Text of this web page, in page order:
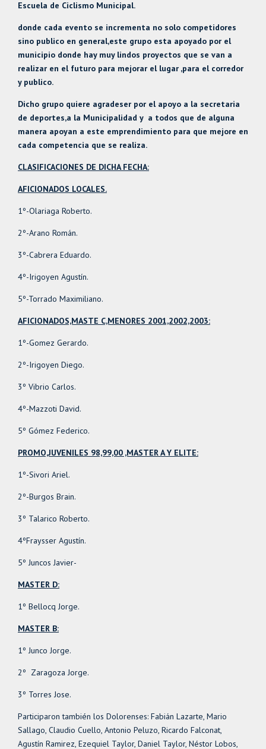
Escuela de Ciclismo Municipal.
donde cada evento se incrementa no solo competidores
sino publico en general,este grupo esta apoyado por el
municipio donde hay muy lindos proyectos que se van a
realizar en el futuro para mejorar el lugar ,para el corredor
y publico.
Dicho grupo quiere agradeser por el apoyo a la secretaria
de deportes,a la Municipalidad y a todos que de alguna
manera apoyan a este emprendimiento para que mejore en
cada competencia que se realiza.
CLASIFICACIONES DE DICHA FECHA:
AFICIONADOS LOCALES.
1º-Olariaga Roberto.
2º-Arano Román.
3º-Cabrera Eduardo.
4º-Irigoyen Agustín.
5º-Torrado Maximiliano.
AFICIONADOS,MASTE C,MENORES 2001,2002,2003:
1º-Gomez Gerardo.
2º-Irigoyen Diego.
3º Vibrio Carlos.
4º-Mazzoti David.
5º Gómez Federico.
PROMO,JUVENILES 98,99,00 ,MASTER A Y ELITE:
1º-Sivori Ariel.
2º-Burgos Brain.
3º Talarico Roberto.
4ºFraysser Agustín.
5º Juncos Javier-
MASTER D:
1º Bellocq Jorge.
MASTER B:
1º Junco Jorge.
2º Zaragoza Jorge.
3º Torres Jose.
Participaron también los Dolorenses: Fabián Lazarte, Mario
Sallago, Claudio Cuello, Antonio Peluzo, Ricardo Falconat,
Agustín Ramirez, Ezequiel Taylor, Daniel Taylor, Néstor Lobos,